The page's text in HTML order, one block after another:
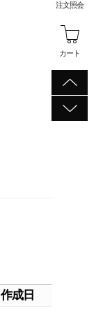
注文照会
カート
作成日